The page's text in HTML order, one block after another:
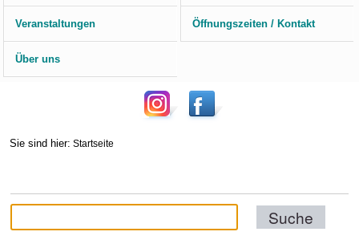
Veranstaltungen Öffnungszeiten / Kontakt
Über uns
Sie sind hier: Startseite